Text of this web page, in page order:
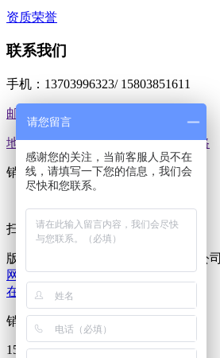
资质荣誉
联系我们
手机：13703996323/ 15803851611
邮箱：1561647141@qq.com
地址：河南郑州市荥阳郑上路庙王路
销售热线：15803851611
扫码加好友
版权所有：河南攀奇重工科技有限公司
网站地图
在线咨询
销售热线
15515967306
请您留言
感谢您的关注，当前客服人员不在
线，请填写一下您的信息，我们会
尽快和您联系。